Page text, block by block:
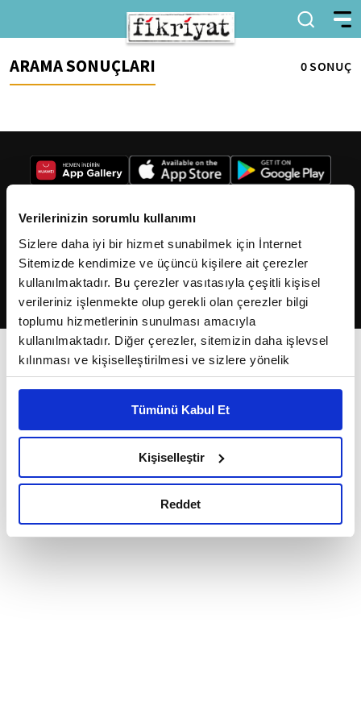
Verilerinizin sorumlu kullanımı
Sizlere daha iyi bir hizmet sunabilmek için İnternet
Sitemizde kendimize ve üçüncü kişilere ait çerezler
kullanılmaktadır. Bu çerezler vasıtasıyla çeşitli kişisel
verileriniz işlenmekte olup gerekli olan çerezler bilgi
toplumu hizmetlerinin sunulması amacıyla
kullanılmaktadır. Diğer çerezler, sitemizin daha işlevsel
kılınması ve kişiselleştirilmesi ve sizlere yönelik
reklam/pazarlama faaliyetlerinin yapılması, amaçlarıyla
Çerezlere ilişkin tercihlerinizi çerez paneli vasıtasıyla
belirleyebilirsiniz. Çerezlere ilişkin detaylı bilgi için
Ayarlar butonuna tıklayabilir,Çerez Bilgilendirme
Metnimizi ziyaret edebilirsiniz.
okumak ve sitemizi ziyaretiniz kapsamında
Tümünü Kabul Et
Kişiselleştir
Reddet
ARAMA SONUÇLARI 0 SONUÇ
2026Fikriyat. Tüm hakları saklıdır.